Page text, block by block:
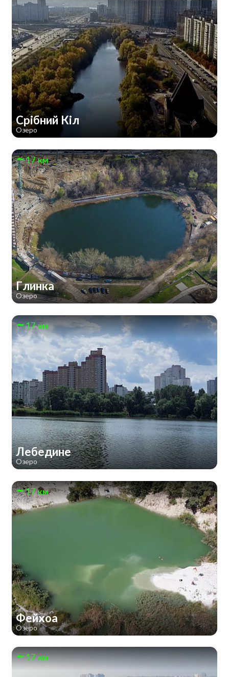
Срібний Кіл
Озеро
17 км
Глинка
Озеро
17 км
Лебедине
Озеро
17 км
Фейхоа
Озеро
17 км